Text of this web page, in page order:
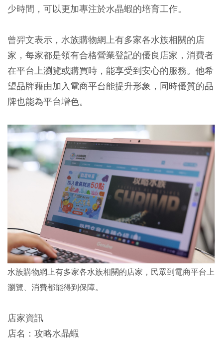
少時間，可以更加專注於水晶蝦的培育工作。
曾羿文表示，水族購物網上有多家各水族相關的店
家，每家都是領有合格營業登記的優良店家，消費者
在平台上瀏覽或購買時，能享受到安心的服務。他希
望品牌藉由加入電商平台能提升形象，同時優質的品
牌也能為平台增色。
水族購物網上有多家各水族相關的店家，民眾到電商平台上
瀏覽、消費都能得到保障。
店家資訊
店名：攻略水晶蝦